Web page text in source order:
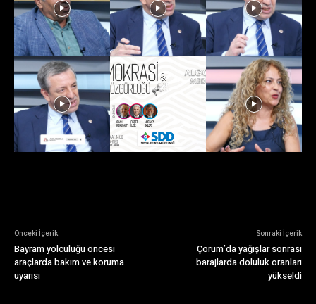
Önceki İçerik
Bayram yolculuğu öncesi
araçlarda bakım ve koruma
uyarısı
Sonraki İçerik
Çorum’da yağışlar sonrası
barajlarda doluluk oranları
yükseldi